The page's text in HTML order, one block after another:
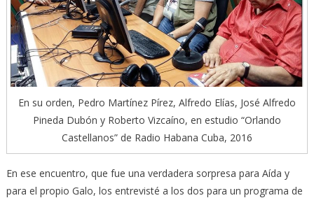
En su orden, Pedro Martínez Pírez, Alfredo Elías, José Alfredo
Pineda Dubón y Roberto Vizcaíno, en estudio “Orlando
Castellanos” de Radio Habana Cuba, 2016
En ese encuentro, que fue una verdadera sorpresa para Aída y
para el propio Galo, los entrevisté a los dos para un programa de